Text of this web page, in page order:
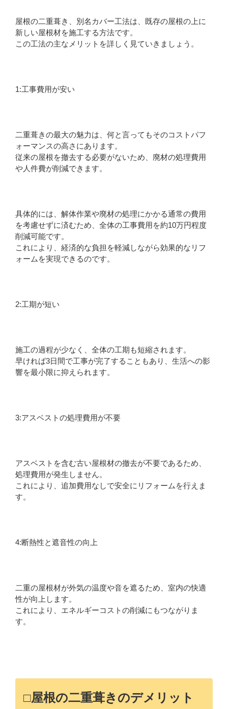
屋根の二重葺き、別名カバー工法は、既存の屋根の上に
新しい屋根材を施工する方法です。
この工法の主なメリットを詳しく見ていきましょう。
1:工事費用が安い
二重葺きの最大の魅力は、何と言ってもそのコストパフ
ォーマンスの高さにあります。
従来の屋根を撤去する必要がないため、廃材の処理費用
や人件費が削減できます。
具体的には、解体作業や廃材の処理にかかる通常の費用
を考慮せずに済むため、全体の工事費用を約10万円程度
削減可能です。
これにより、経済的な負担を軽減しながら効果的なリフ
ォームを実現できるのです。
2:工期が短い
施工の過程が少なく、全体の工期も短縮されます。
早ければ3日間で工事が完了することもあり、生活への影
響を最小限に抑えられます。
3:アスベストの処理費用が不要
アスベストを含む古い屋根材の撤去が不要であるため、
処理費用が発生しません。
これにより、追加費用なしで安全にリフォームを行えま
す。
4:断熱性と遮音性の向上
二重の屋根材が外気の温度や音を遮るため、室内の快適
性が向上します。
これにより、エネルギーコストの削減にもつながりま
す。
□屋根の二重葺きのデメリット